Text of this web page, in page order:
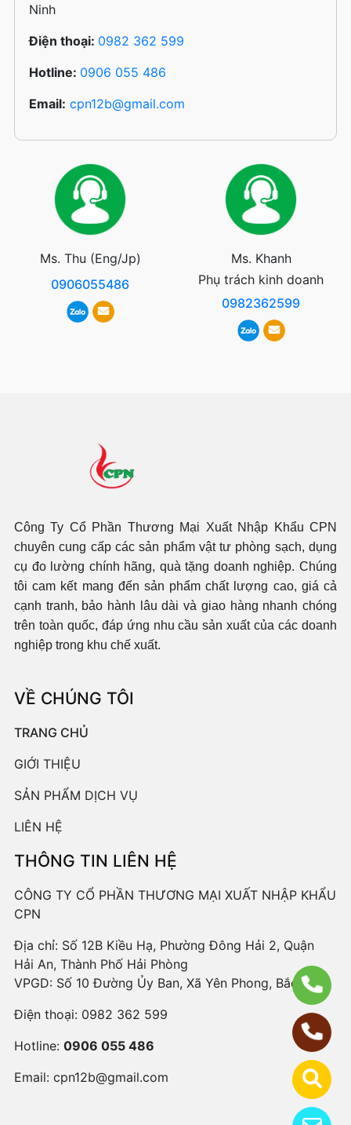
Ninh
Điện thoại: 0982 362 599
Hotline: 0906 055 486
Email: cpn12b@gmail.com
Ms. Thu (Eng/Jp)
0906055486
Ms. Khanh
Phụ trách kinh doanh
0982362599
Công Ty Cổ Phần Thương Mại Xuất Nhập Khẩu CPN
chuyên cung cấp các sản phẩm vật tư phòng sạch, dụng
cụ đo lường chính hãng, quà tặng doanh nghiệp. Chúng
tôi cam kết mang đến sản phẩm chất lượng cao, giá cả
cạnh tranh, bảo hành lâu dài và giao hàng nhanh chóng
trên toàn quốc, đáp ứng nhu cầu sản xuất của các doanh
nghiệp trong khu chế xuất.
VỀ CHÚNG TÔI
TRANG CHỦ
GIỚI THIỆU
SẢN PHẨM DỊCH VỤ
LIÊN HỆ
THÔNG TIN LIÊN HỆ
CÔNG TY CỔ PHẦN THƯƠNG MẠI XUẤT NHẬP KHẨU
CPN
Địa chỉ: Số 12B Kiều Hạ, Phường Đông Hải 2, Quận
Hải An, Thành Phố Hải Phòng
VPGD: Số 10 Đường Ủy Ban, Xã Yên Phong, Bắc Ninh
Điện thoại: 0982 362 599
Hotline: 0906 055 486
Email: cpn12b@gmail.com